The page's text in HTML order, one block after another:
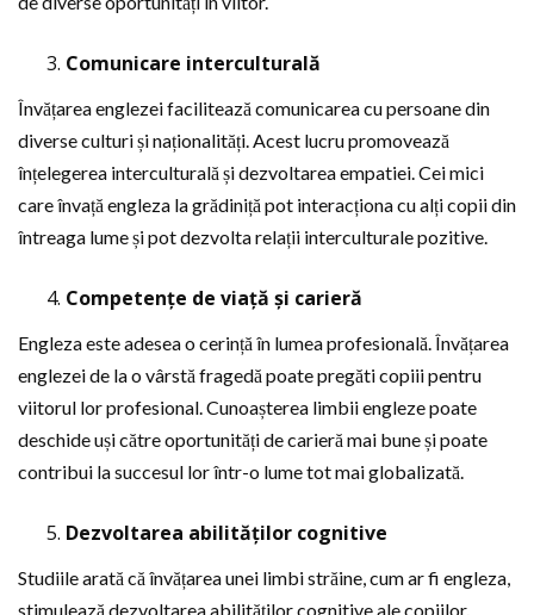
Comunicare interculturală
Învățarea englezei facilitează comunicarea cu persoane din
diverse culturi și naționalități. Acest lucru promovează
înțelegerea interculturală și dezvoltarea empatiei. Cei mici
care învață engleza la grădiniță pot interacționa cu alți copii din
întreaga lume și pot dezvolta relații interculturale pozitive.
Competențe de viață și carieră
Engleza este adesea o cerință în lumea profesională. Învățarea
englezei de la o vârstă fragedă poate pregăti copiii pentru
viitorul lor profesional. Cunoașterea limbii engleze poate
deschide uși către oportunități de carieră mai bune și poate
contribui la succesul lor într-o lume tot mai globalizată.
Dezvoltarea abilităților cognitive
Studiile arată că învățarea unei limbi străine, cum ar fi engleza,
stimulează dezvoltarea abilităților cognitive ale copiilor.